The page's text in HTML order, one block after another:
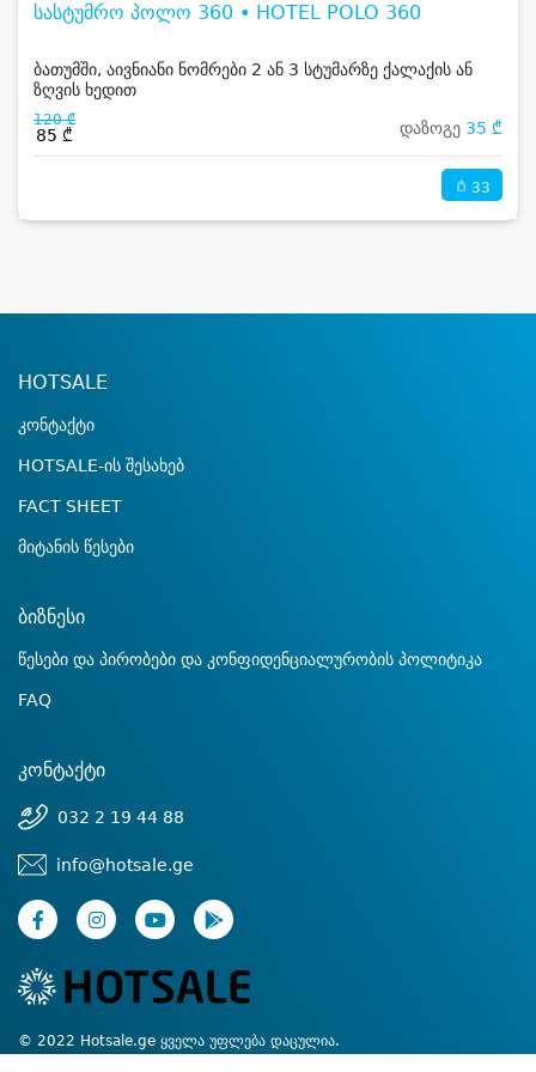
სასტუმრო პოლო 360 • HOTEL POLO 360
ბათუმში, აივნიანი ნომრები 2 ან 3 სტუმარზე ქალაქის ან
ზღვის ხედით
120 ₾
85 ₾ დაზოგე 35 ₾
33
HOTSALE
კონტაქტი
HOTSALE-ის შესახებ
FACT SHEET
მიტანის წესები
ბიზნესი
წესები და პირობები და კონფიდენციალურობის პოლიტიკა
FAQ
კონტაქტი
032 2 19 44 88
info@hotsale.ge
© 2022 Hotsale.ge ყველა უფლება დაცულია.